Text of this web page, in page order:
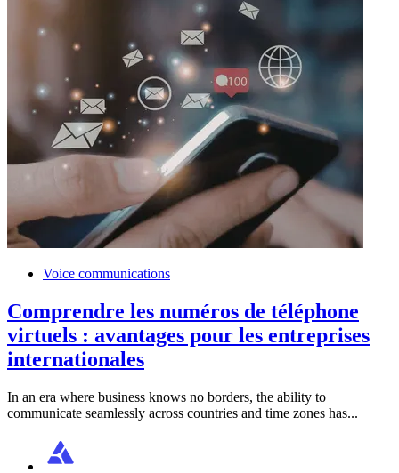
Voice communications
Comprendre les numéros de téléphone
virtuels : avantages pour les entreprises
internationales
In an era where business knows no borders, the ability to
communicate seamlessly across countries and time zones has...